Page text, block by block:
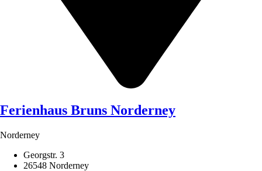
Ferienhaus Bruns Norderney
Norderney
Georgstr. 3
26548 Norderney